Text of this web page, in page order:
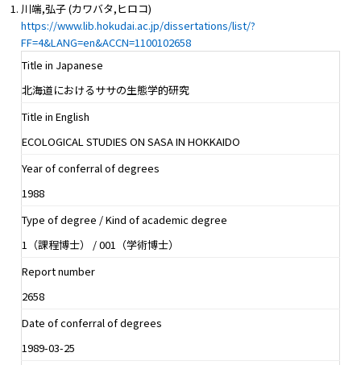
川端,弘子 (カワバタ,ヒロコ)
https://www.lib.hokudai.ac.jp/dissertations/list/?
FF=4&LANG=en&ACCN=1100102658
Title in Japanese
北海道におけるササの生態学的研究
Title in English
ECOLOGICAL STUDIES ON SASA IN HOKKAIDO
Year of conferral of degrees
1988
Type of degree / Kind of academic degree
1（課程博士） / 001（学術博士）
Report number
2658
Date of conferral of degrees
1989-03-25